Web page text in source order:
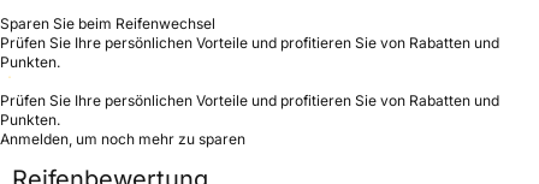
Sparen Sie beim Reifenwechsel
Prüfen Sie Ihre persönlichen Vorteile und profitieren Sie von Rabatten und
Punkten.
Prüfen Sie Ihre persönlichen Vorteile und profitieren Sie von Rabatten und
Punkten.
Anmelden, um noch mehr zu sparen